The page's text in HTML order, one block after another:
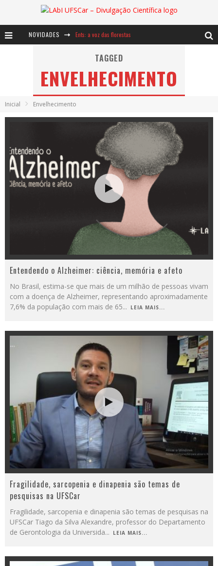
NOVIDADES Ents: a voz das florestas
Notáveis: Bertha Lutz
Baú de Histórias - A jamais imaginada aventura com os moinhos de vento
TAGGED
ENVELHECIMENTO
Inicial Envelhecimento
Entendendo o Alzheimer: ciência, memória e afeto
No Brasil, estima-se que mais de um milhão de pessoas vivam
com a doença de Alzheimer, representando aproximadamente
7,6% da população com mais de 65... LEIA MAIS...
Fragilidade, sarcopenia e dinapenia são temas de
pesquisas na UFSCar
Fragilidade, sarcopenia e dinapenia são temas de pesquisas na
UFSCar Tiago da Silva Alexandre, professor do Departamento
de Gerontologia da Universida... LEIA MAIS...